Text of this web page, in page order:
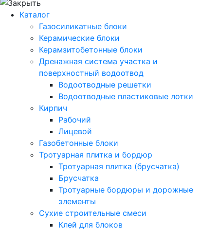
Каталог
Газосиликатные блоки
Керамические блоки
Керамзитобетонные блоки
Дренажная система участка и
поверхностный водоотвод
Водоотводные решетки
Водоотводные пластиковые лотки
Кирпич
Рабочий
Лицевой
Газобетонные блоки
Тротуарная плитка и бордюр
Тротуарная плитка (брусчатка)
Брусчатка
Тротуарные бордюры и дорожные
элементы
Сухие строительные смеси
Клей для блоков